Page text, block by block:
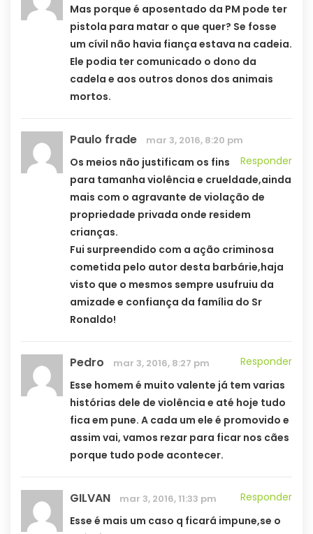
Mas porque é aposentado da PM pode ter
pistola para matar o que quer? Se fosse
um cívil não havia fiança estava na cadeia.
Ele podia ter comunicado o dono da
cadela e aos outros donos dos animais
mortos.
Paulo frade mar 3, 2016, 8:20 pm
Responder
Os meios não justificam os fins
para tamanha violência e crueldade,ainda
mais com o agravante de violação de
propriedade privada onde residem
crianças.
Fui surpreendido com a ação criminosa
cometida pelo autor desta barbárie,haja
visto que o mesmos sempre usufruiu da
amizade e confiança da família do Sr
Ronaldo!
Pedro mar 3, 2016, 8:27 pm
Responder
Esse homem é muito valente já tem varias
histórias dele de violência e até hoje tudo
fica em pune. A cada um ele é promovido e
assim vai, vamos rezar para ficar nos cães
porque tudo pode acontecer.
GILVAN mar 3, 2016, 11:33 pm
Responder
Esse é mais um caso q ficará impune,se o